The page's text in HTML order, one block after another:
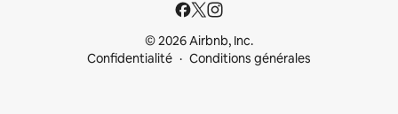
© 2026 Airbnb, Inc.
Confidentialité
Conditions générales